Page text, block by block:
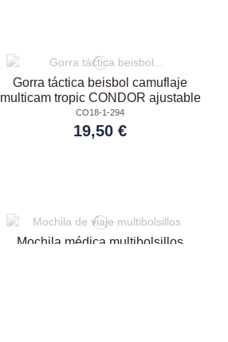
Gorra táctica beisbol camuflaje
multicam tropic CONDOR ajustable
CO18-1-294
19,50 €
Mochila médica multibolsillos